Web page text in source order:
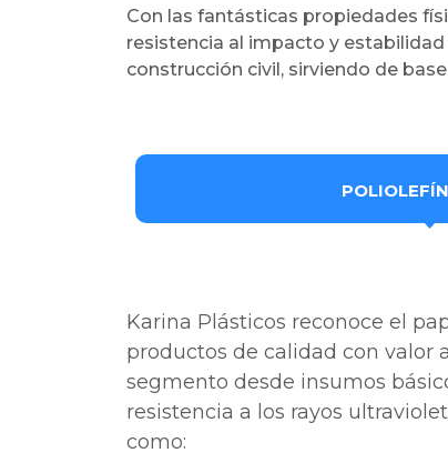
Con las fantásticas propiedades
resistencia al impacto y
construcción civil, sirviendo de
Karina Plásticos reconoce el
productos de calidad con valor
segmento desde insumos
resistencia a los rayos
como: